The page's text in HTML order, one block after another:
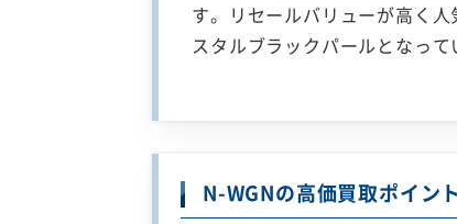
す。リセールバリューが高く
スタルブラックパールとなって
N-WGNの高価買取ポイント